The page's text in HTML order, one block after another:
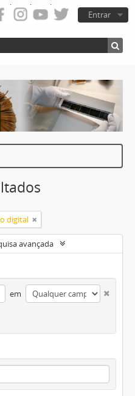
Entrar
digital
avançada
em